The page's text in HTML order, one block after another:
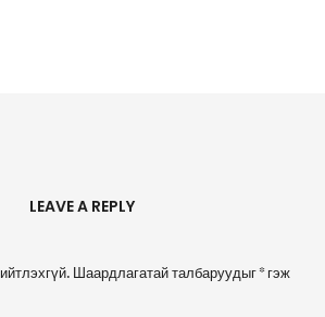
LEAVE A REPLY
Шаардлагатай талбаруудыг*гэж